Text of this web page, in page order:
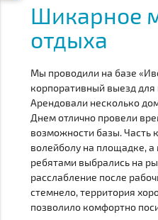
Шикарное
отдыха
Мы проводили на базе
корпоративный выезд для
Арендовали несколько
Днем отлично провели
возможности базы. Часть
волейболу на площадке,
ребятами выбрались на
расслабление после
стемнело, территория
позволило комфортно